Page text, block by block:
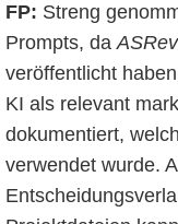
FP: Streng
Prompts, da
veröffentlicht
KI als relevant
dokumentiert,
verwendet wurde.